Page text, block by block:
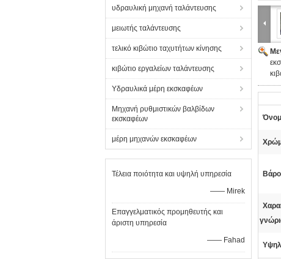
υδραυλική μηχανή ταλάντευσης
μειωτής ταλάντευσης
τελικό κιβώτιο ταχυτήτων κίνησης
κιβώτιο εργαλείων ταλάντευσης
Υδραυλικά μέρη εκσκαφέων
Μηχανή ρυθμιστικών βαλβίδων
εκσκαφέων
μέρη μηχανών εκσκαφέων
Τέλεια ποιότητα και υψηλή υπηρεσία
—— Mirek
Επαγγελματικός προμηθευτής και
άριστη υπηρεσία
—— Fahad